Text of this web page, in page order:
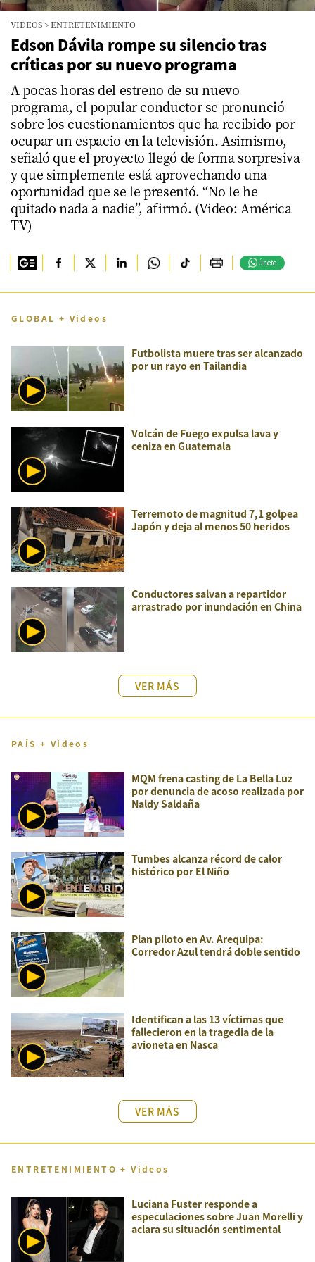
VIDEOS >ENTRETENIMIENTO
Edson Dávila rompe su silencio tras
críticas por su nuevo programa
A pocas horas del estreno de su nuevo
programa, el popular conductor se pronunció
sobre los cuestionamientos que ha recibido por
ocupar un espacio en la televisión. Asimismo,
señaló que el proyecto llegó de forma sorpresiva
y que simplemente está aprovechando una
oportunidad que se le presentó. “No le he
quitado nada a nadie”, afirmó. (Video: América
TV)
Únete
GLOBAL + Videos
Futbolista muere tras ser alcanzado
por un rayo en Tailandia
Volcán de Fuego expulsa lava y
ceniza en Guatemala
Terremoto de magnitud 7,1 golpea
Japón y deja al menos 50 heridos
Conductores salvan a repartidor
arrastrado por inundación en China
VER MÁS
PAÍS + Videos
MQM frena casting de La Bella Luz
por denuncia de acoso realizada por
Naldy Saldaña
Tumbes alcanza récord de calor
histórico por El Niño
Plan piloto en Av. Arequipa:
Corredor Azul tendrá doble sentido
Identifican a las 13 víctimas que
fallecieron en la tragedia de la
avioneta en Nasca
VER MÁS
ENTRETENIMIENTO + Videos
Luciana Fuster responde a
especulaciones sobre Juan Morelli y
aclara su situación sentimental